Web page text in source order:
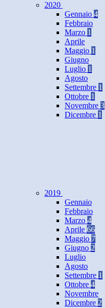
2020
Gennaio 4
Febbraio
Marzo 1
Aprile
Maggio 1
Giugno
Luglio 1
Agosto
Settembre 1
Ottobre 1
Novembre 3
Dicembre 1
2019
Gennaio
Febbraio
Marzo 4
Aprile 66
Maggio 7
Giugno 2
Luglio
Agosto
Settembre 1
Ottobre 4
Novembre
Dicembre 2